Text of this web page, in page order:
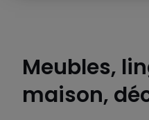
Meubles,
maison,